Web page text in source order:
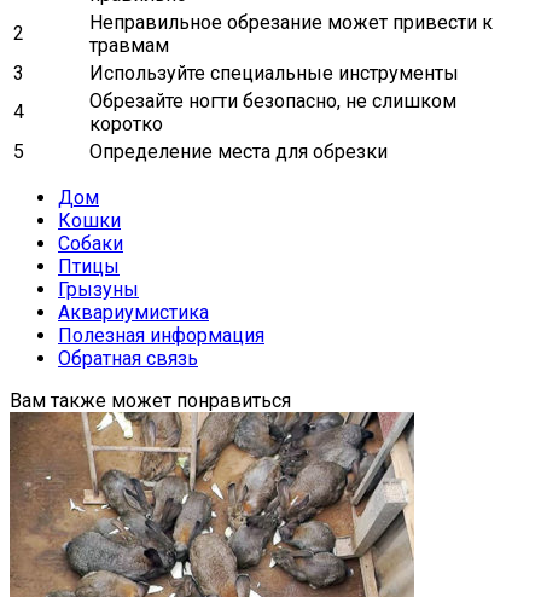
2
Неправильное обрезание может привести к
травмам
3
Используйте специальные инструменты
4
Обрезайте ногти безопасно, не слишком
коротко
5
Определение места для обрезки
Дом
Кошки
Собаки
Птицы
Грызуны
Аквариумистика
Полезная информация
Обратная связь
Вам также может понравиться